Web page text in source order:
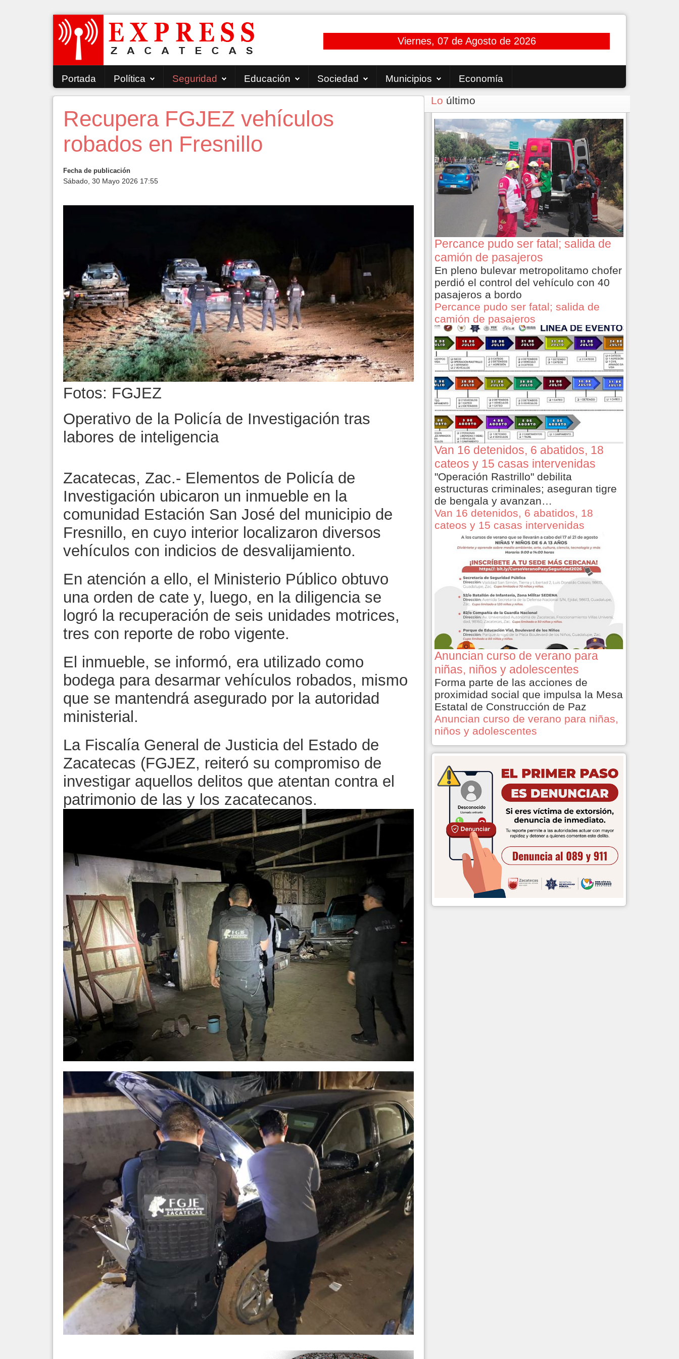
Viernes, 07 de Agosto de 2026
Portada Política Seguridad Educación Sociedad Municipios Economía
Recupera FGJEZ vehículos
robados en Fresnillo
Fecha de publicación
Sábado, 30 Mayo 2026 17:55
Fotos: FGJEZ
Operativo de la Policía de Investigación tras
labores de inteligencia
Zacatecas, Zac.- Elementos de Policía de
Investigación ubicaron un inmueble en la
comunidad Estación San José del municipio de
Fresnillo, en cuyo interior localizaron diversos
vehículos con indicios de desvalijamiento.
En atención a ello, el Ministerio Público obtuvo
una orden de cate y, luego, en la diligencia se
logró la recuperación de seis unidades motrices,
tres con reporte de robo vigente.
El inmueble, se informó, era utilizado como
bodega para desarmar vehículos robados, mismo
que se mantendrá asegurado por la autoridad
ministerial.
La Fiscalía General de Justicia del Estado de
Zacatecas (FGJEZ, reiteró su compromiso de
investigar aquellos delitos que atentan contra el
patrimonio de las y los zacatecanos.
Lo último
Percance pudo ser fatal; salida de
camión de pasajeros
En pleno bulevar metropolitamo chofer
perdió el control del vehículo con 40
pasajeros a bordo
Percance pudo ser fatal; salida de
camión de pasajeros
Van 16 detenidos, 6 abatidos, 18
cateos y 15 casas intervenidas
"Operación Rastrillo" debilita
estructuras criminales; aseguran tigre
de bengala y avanzan…
Van 16 detenidos, 6 abatidos, 18
cateos y 15 casas intervenidas
Anuncian curso de verano para
niñas, niños y adolescentes
Forma parte de las acciones de
proximidad social que impulsa la Mesa
Estatal de Construcción de Paz
Anuncian curso de verano para niñas,
niños y adolescentes